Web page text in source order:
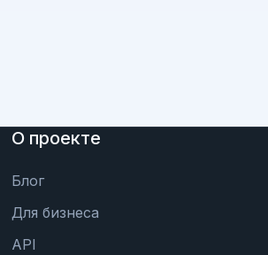
О проекте
Блог
Для бизнеса
API